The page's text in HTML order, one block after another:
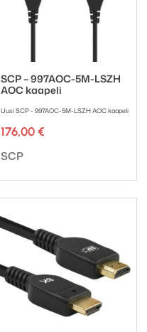
SCP – 997AOC-5M-LSZH
AOC kaapeli
Uusi SCP - 997AOC-5M-LSZH AOC kaapeli
176,00 €
Tuotemerkki:
SCP